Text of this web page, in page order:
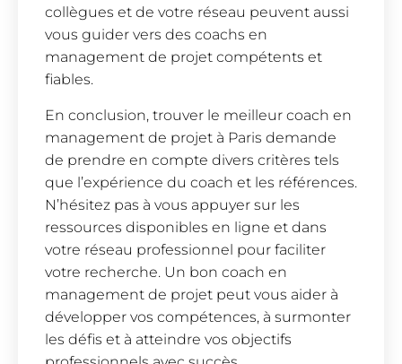
collègues et de votre réseau peuvent aussi
vous guider vers des coachs en
management de projet compétents et
fiables.
En conclusion, trouver le meilleur coach en
management de projet à Paris demande
de prendre en compte divers critères tels
que l’expérience du coach et les références.
N’hésitez pas à vous appuyer sur les
ressources disponibles en ligne et dans
votre réseau professionnel pour faciliter
votre recherche. Un bon coach en
management de projet peut vous aider à
développer vos compétences, à surmonter
les défis et à atteindre vos objectifs